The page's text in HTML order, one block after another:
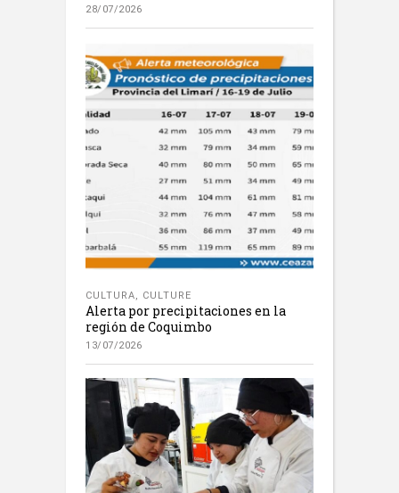
28/07/2026
CULTURA, CULTURE
Alerta por precipitaciones en la
región de Coquimbo
13/07/2026